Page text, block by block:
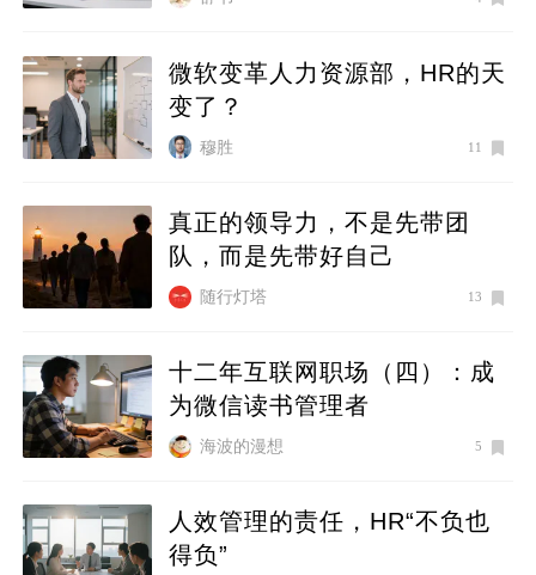
微软变革人力资源部，HR的天
变了？
穆胜 11
真正的领导力，不是先带团
队，而是先带好自己
随行灯塔 13
十二年互联网职场（四）：成
为微信读书管理者
海波的漫想 5
人效管理的责任，HR“不负也
得负”